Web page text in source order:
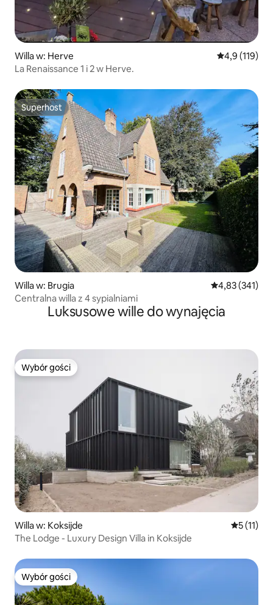
Willa w: Herve Średnia
4,9 (119)
La Renaissance 1 i 2 w Herve.
Superhost
Superhost
Willa w: Brugia Średnia
4,83 (341)
Centralna willa z 4 sypialniami
Luksusowe wille do wynajęcia
Wybór gości
Wybór gości
Willa w: Koksijde Średnia
5 (11)
The Lodge - Luxury Design Villa in Koksijde
Wybór gości
Wybór gości